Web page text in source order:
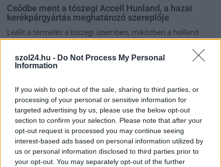
szol24.hu - Do Not Process My Personal
Information
If you wish to opt-out of the sale, sharing to third parties, or
processing of your personal or sensitive information for
targeted advertising by us, please use the below opt-out
section to confirm your selection. Please note that after your
opt-out request is processed you may continue seeing
interest-based ads based on personal information utilized by
us or personal information disclosed to third parties prior to
your opt-out. You may separately opt-out of the further
Csődbe ment a tószegi Accell Hunland, a hazai
kerékpárgyártás meghatározó szereplője
Leállt a termelés a tószegi üzemben, miközben a holland
kerékpáripar...
JNSZ megyei hírek